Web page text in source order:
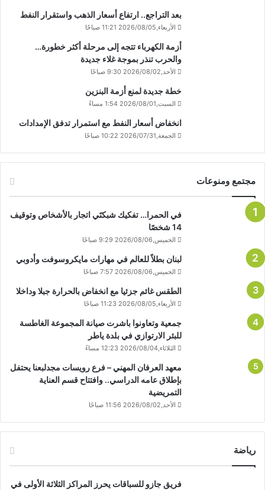
بعد التراجع.. ارتفاع أسعار الذهب واستقرار النفط
الأربعاء,2026/08/05 11:21 صباحًا
أزمة الكهرباء تتجه إلى مرحلة أكثر خطورة…
والحرب تنذر بموجة غلاء جديدة
الأحد,2026/08/02 9:30 صباحًا
خطة جديدة لمنع أزمة البنزين
السبت,2026/08/01 1:54 مساءً
انخفاض أسعار النفط مع استمرار تدفق الإمدادات
الجمعة,2026/07/31 10:22 صباحًا
مجتمع ومنوعات
في الحمرا… تفكيك شبكتَي اتجار بالأشخاص وتوقيف
14 شخصًا
الخميس,2026/08/06 9:29 صباحًا
لبنان بطلاً للعالم في مهارات مايكروسوفت وأدوبي
الخميس,2026/08/06 7:57 صباحًا
الطقس غائم جزئيا مع انخفاض بالحرارة جبلا وداخلا
الأربعاء,2026/08/05 11:23 صباحًا
جمعية وتعاونوا باشرت صيانة المجموعة الغاطسة
للبئر الارتوازي في بلدة ياطر
الثلاثاء,2026/08/04 12:23 مساءً
معهد العرفان المهني – فرع رويسات مجدلبعنا يحتفل
بإطلاق عامه الدراسي.. وافتتاح قسم العناية
التمريضية
الأحد,2026/08/02 11:56 صباحًا
رياضة
فريق جازو للسباقات يحرز المراكز الثلاثة الأولى في